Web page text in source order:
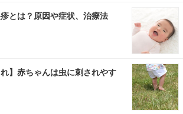
とは？原因や症状、治療法
れ】赤ちゃんは虫に刺されやす